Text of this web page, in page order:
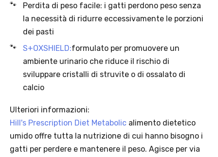
Perdita di peso facile: i gatti perdono peso senza
la necessità di ridurre eccessivamente le porzioni
dei pasti
S+OXSHIELD:formulato per promuovere un
ambiente urinario che riduce il rischio di
sviluppare cristalli di struvite o di ossalato di
calcio
Ulteriori informazioni:
Hill's Prescription Diet Metabolic alimento dietetico
umido offre tutta la nutrizione di cui hanno bisogno i
gatti per perdere e mantenere il peso. Agisce per via
· Sconto: 5% riservato esclusivamente ai prodotti a marchio
Platinum.
seleziona la spedizione InPost.
· Durata: offerta valida per 2 settimane dal lancio 2–16 agosto 2026 .
· Effetto sul carrello: una volta aggiunto un prodotto Platinum in
corriere standard).
· Limite di peso: il carrello spedito con InPost non può superare 25
Scopri i prodotti Platinum